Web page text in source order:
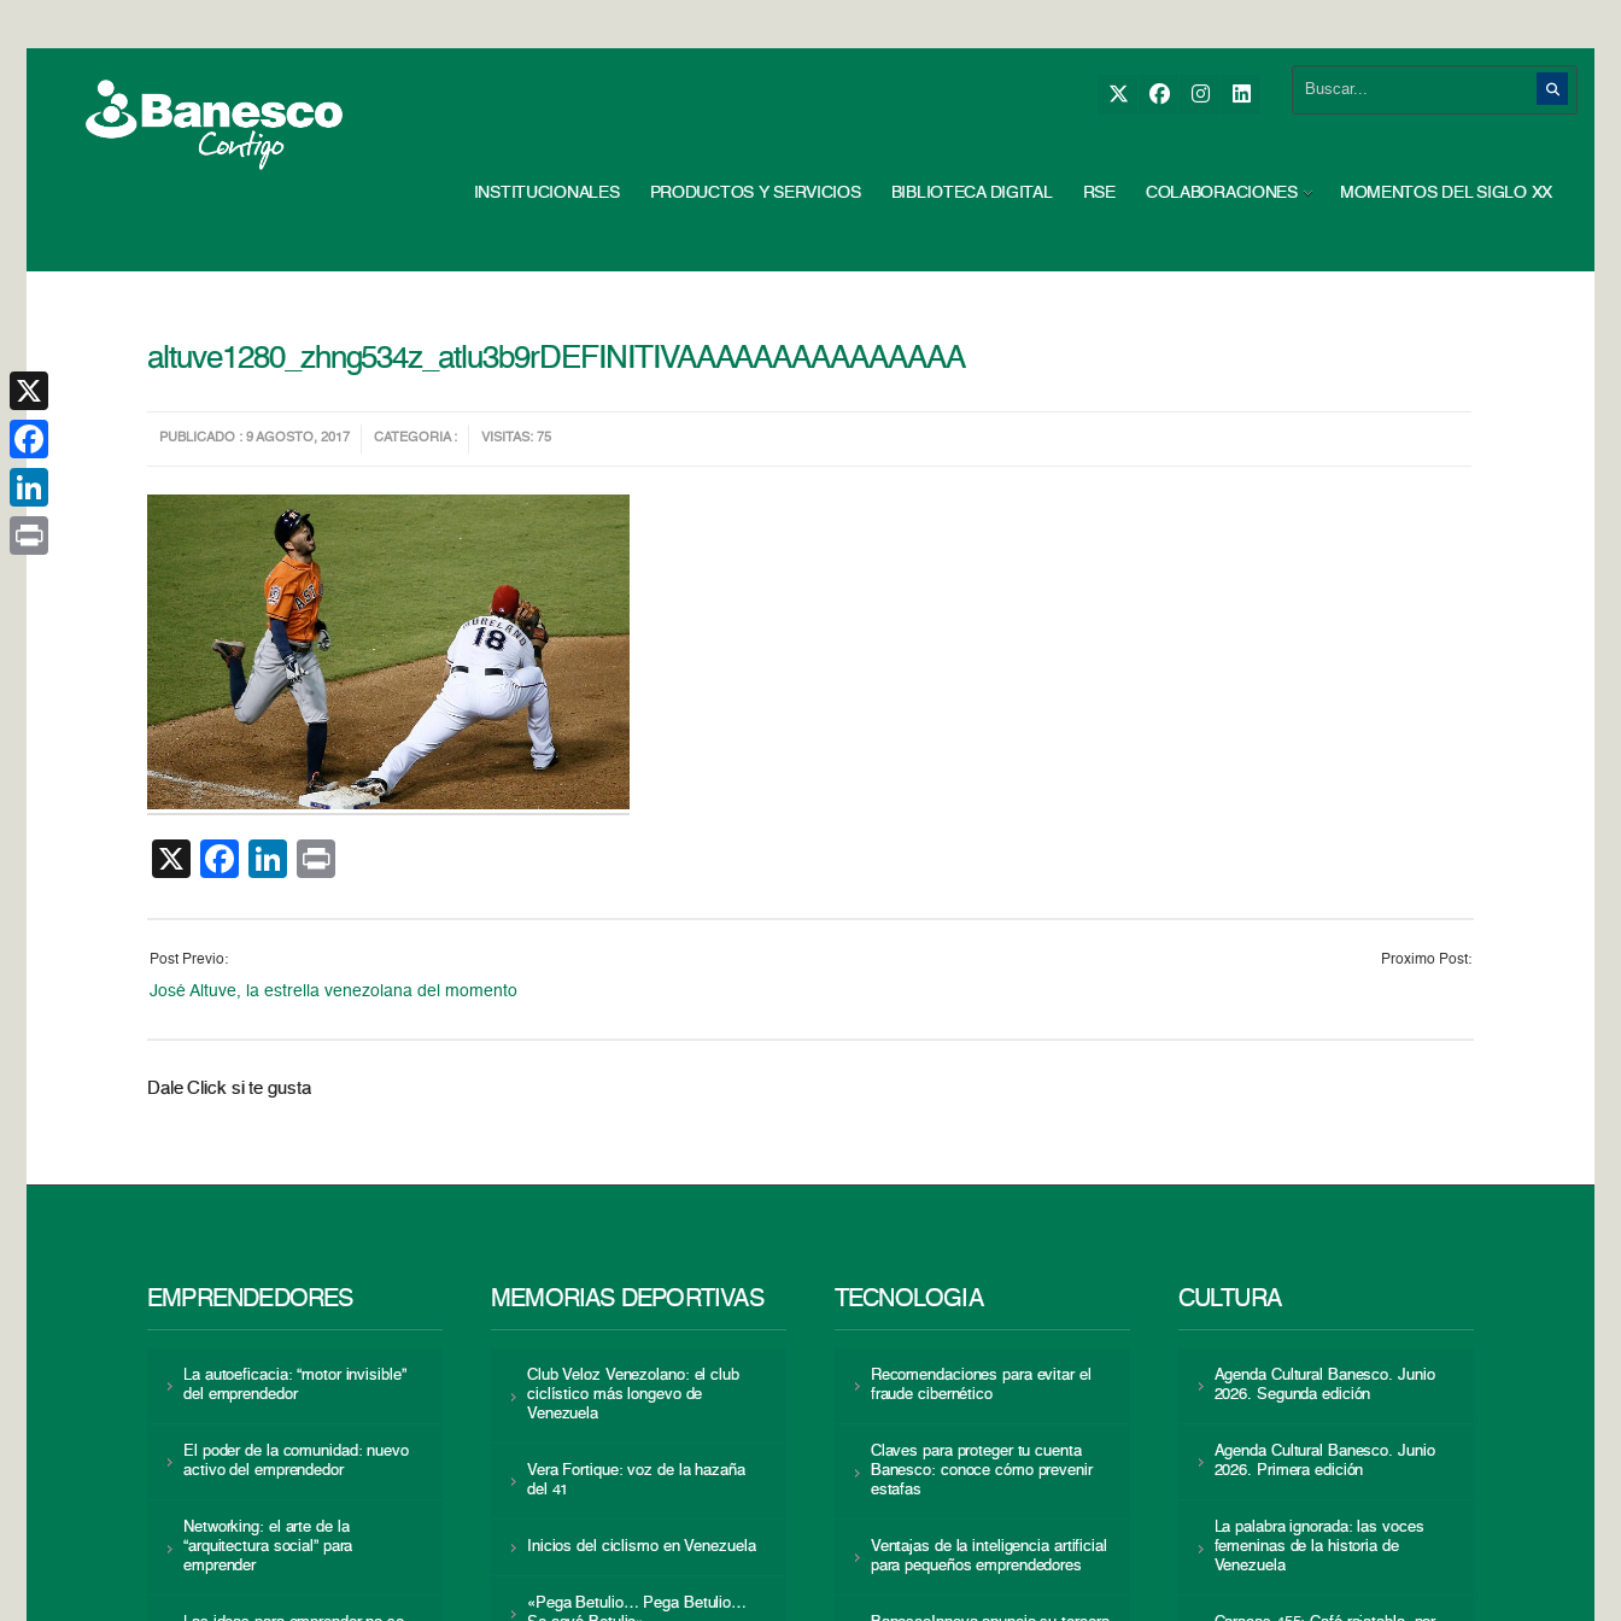
INSTITUCIONALES PRODUCTOS Y SERVICIOS BIBLIOTECA DIGITAL RSE COLABORACIONES MOMENTOS DEL SIGLO XX
altuve1280_zhng534z_atlu3b9rDEFINITIVAAAAAAAAAAAAAAA
PUBLICADO : 9 AGOSTO, 2017 CATEGORIA : VISITAS: 75
X Facebook
LinkedIn
Post Previo:
José Altuve, la estrella venezolana del momento
Proximo Post:
Dale Click si te gusta
EMPRENDEDORES
La autoeficacia: “motor invisible”
del emprendedor
El poder de la comunidad: nuevo
activo del emprendedor
Networking: el arte de la
“arquitectura social” para
emprender
MEMORIAS DEPORTIVAS
Club Veloz Venezolano: el club
ciclístico más longevo de
Venezuela
Vera Fortique: voz de la hazaña
del 41
Inicios del ciclismo en Venezuela
«Pega Betulio… Pega Betulio…
TECNOLOGÍA
Recomendaciones para evitar el
fraude cibernético
Claves para proteger tu cuenta
Banesco: conoce cómo prevenir
estafas
Ventajas de la inteligencia artificial
para pequeños emprendedores
CULTURA
Agenda Cultural Banesco. Junio
2026. Segunda edición
Agenda Cultural Banesco. Junio
2026. Primera edición
La palabra ignorada: las voces
femeninas de la historia de
Venezuela
X
Facebook
LinkedIn